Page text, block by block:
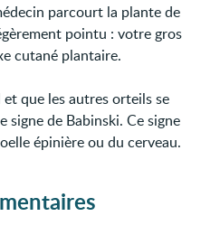
parcourt la plante de
pointu : votre gros
cutané plantaire.
que les autres orteils se
signe de Babinski. Ce signe
épinière ou du cerveau.